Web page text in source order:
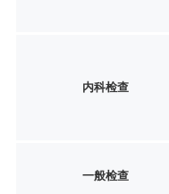
内科检查
一般检查